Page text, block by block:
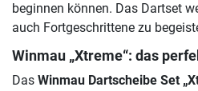
beginnen können. Das Dartset
auch Fortgeschrittene zu
Winmau „Xtreme“: das
Das Winmau Dartscheibe Set